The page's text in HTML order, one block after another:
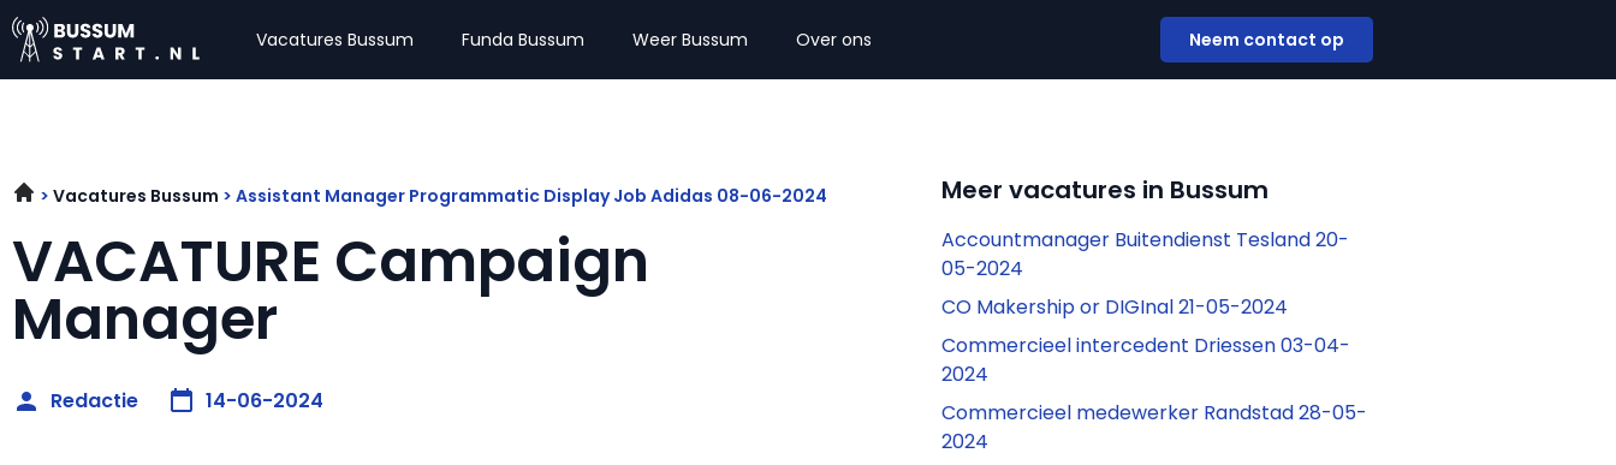
Vacatures Bussum Funda Bussum Weer Bussum Over ons Neem contact op
Vacatures Bussum Assistant Manager Programmatic Display Job Adidas 08-06-2024
VACATURE Campaign
Manager
Redactie 14-06-2024
Meer vacatures in Bussum
Accountmanager Buitendienst Tesland 20-
05-2024
CO Makership or DIGInal 21-05-2024
Commercieel intercedent Driessen 03-04-
2024
Commercieel medewerker Randstad 28-05-
2024